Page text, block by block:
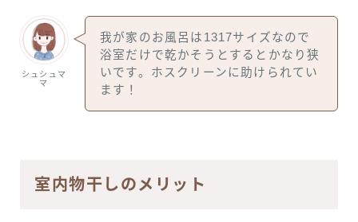
シュシュマ
マ
我が家のお風呂は1317サイズなので
浴室だけで乾かそうとするとかなり狭
いです。ホスクリーンに助けられてい
ます！
室内物干しのメリット